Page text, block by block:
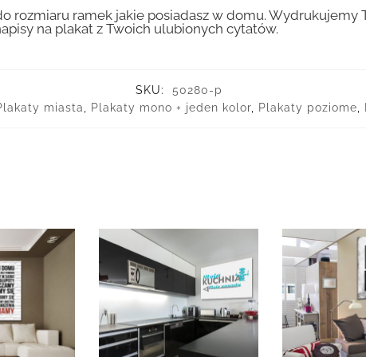
rozmiaru ramek jakie posiadasz w domu. Wydrukujemy
na plakat z Twoich ulubionych cytatów.
SKU:
50280-p
miasta
Plakaty mono + jeden kolor, Plakaty poziome